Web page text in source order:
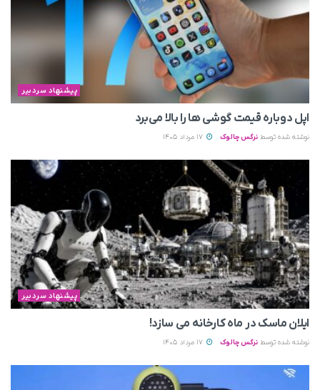
پیشنهاد سردبیر
اپل دوباره قیمت‌ گوشی ها را بالا می‌برد
نوشته شده توسط نرگس چالوک
پیشنهاد سردبیر
ایلان ماسک در ماه کارخانه می سازد!
نوشته شده توسط نرگس چالوک